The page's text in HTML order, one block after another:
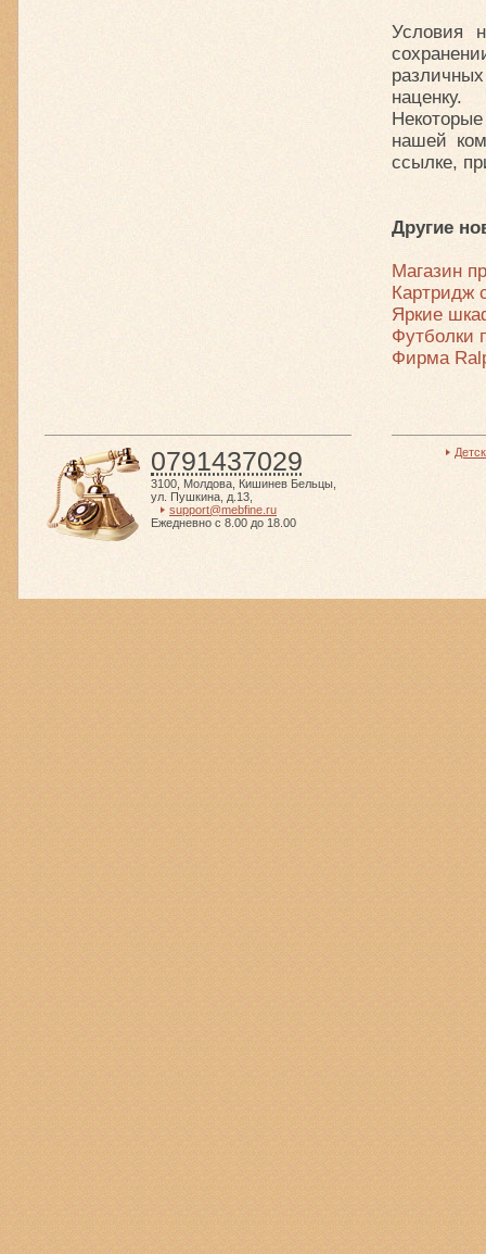
Условия
наценку.
нашей
ссылке,
Другие
Магазин
Картридж
Яркие
Футболки
Фирма
0791437029
3100 Молдова Кишинев Бельцы
ул. Пушкина, д.13
support@mebfine.ru
Ежедневно с 8.00 до 18.00